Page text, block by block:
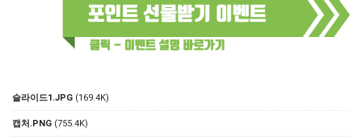
슬라이드1.JPG (169.4K)
캡처.PNG (755.4K)